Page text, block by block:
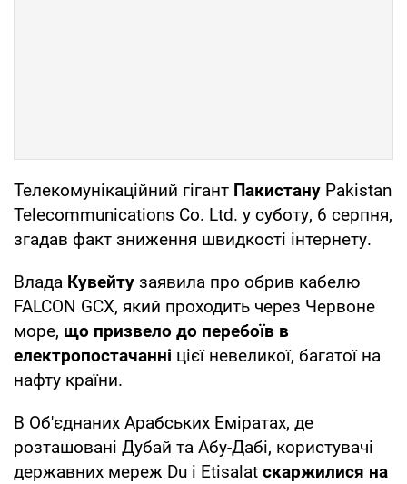
Телекомунікаційний гігант Пакистану Pakistan
Telecommunications Co. Ltd. у суботу, 6 серпня,
згадав факт зниження швидкості інтернету.
Влада Кувейту заявила про обрив кабелю
FALCON GCX, який проходить через Червоне
море, що призвело до перебоїв в
електропостачанні цієї невеликої, багатої на
нафту країни.
В Об'єднаних Арабських Еміратах, де
розташовані Дубай та Абу-Дабі, користувачі
державних мереж Du і Etisalat скаржилися на